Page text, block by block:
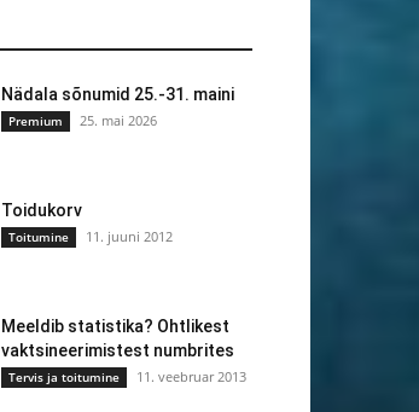
Nädala sõnumid 25.-31. maini
Premium 25. mai 2026
Toidukorv
Toitumine 11. juuni 2012
Meeldib statistika? Ohtlikest
vaktsineerimistest numbrites
Tervis ja toitumine 11. veebruar 2013